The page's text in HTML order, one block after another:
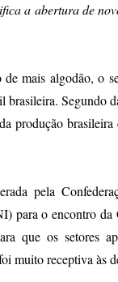
a abertura de
mais algodão, o
Segundo
brasileira
pela
para o encontro
que os setores
muito receptiva às